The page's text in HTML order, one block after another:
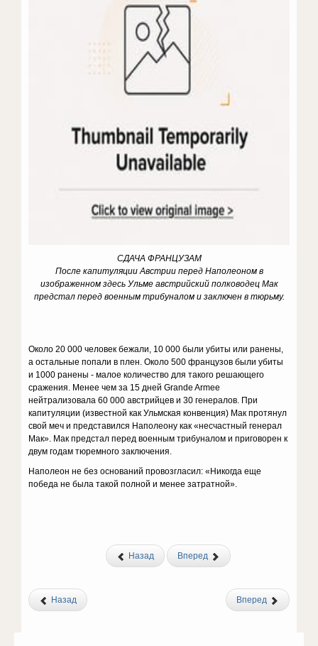
СДАЧА ФРАНЦУЗАМ
После капитуляции Австрии перед Наполеоном в
изображенном здесь Ульме австрийский полководец Мак
предстал перед военным трибуналом и заключен в тюрьму.
Около 20 000 человек бежали, 10 000 были убиты или ранены,
а остальные попали в плен. Около 500 французов были убиты
и 1000 ранены - малое количество для такого решающего
сражения. Менее чем за 15 дней Grande Armеe
нейтрализовала 60 000 австрийцев и 30 генералов. При
капитуляции (известной как Ульмская конвенция) Мак протянул
свой меч и представился Наполеону как «несчастный генерал
Мак». Мак предстал перед военным трибуналом и приговорен к
двум годам тюремного заключения.
Наполеон не без оснований провозгласил: «Никогда еще
победа не была такой полной и менее затратной».
Назад Вперед
Назад Вперед